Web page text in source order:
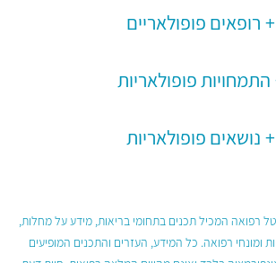
רופאים פופולאריים
התמחויות פופולאריות
נושאים פופולאריות
רפואה המכיל תכנים בתחומי בריאות, מידע על מחלות,
ומונחי רפואה. כל המידע, העזרים והתכנים המופיעים